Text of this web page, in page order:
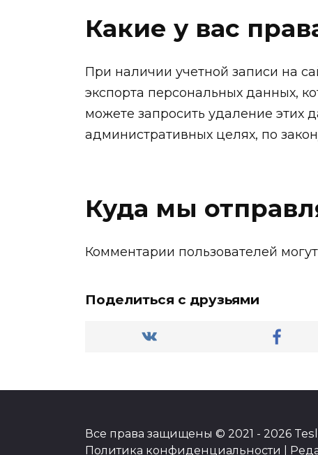
Какие у вас
При наличии учетной записи на
экспорта персональных данных,
можете запросить удаление этих
административных целях, по
Куда мы
Комментарии пользователей
Поделиться с друзьями
Все права защищены © 2021 - 2026
Политика конфиденциальности